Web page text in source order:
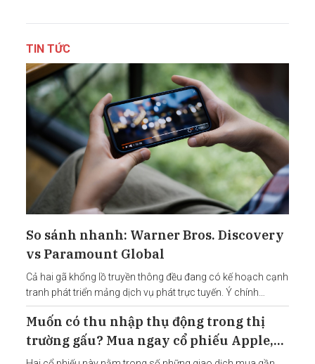
TIN TỨC
So sánh nhanh: Warner Bros. Discovery
vs Paramount Global
Cả hai gã khổng lồ truyền thông đều đang có kế hoạch cạnh
tranh phát triển mảng dịch vụ phát trực tuyến. Ý chính
Warner Bros.
Muốn có thu nhập thụ động trong thị
trường gấu? Mua ngay cổ phiếu Apple,
Paramount Global